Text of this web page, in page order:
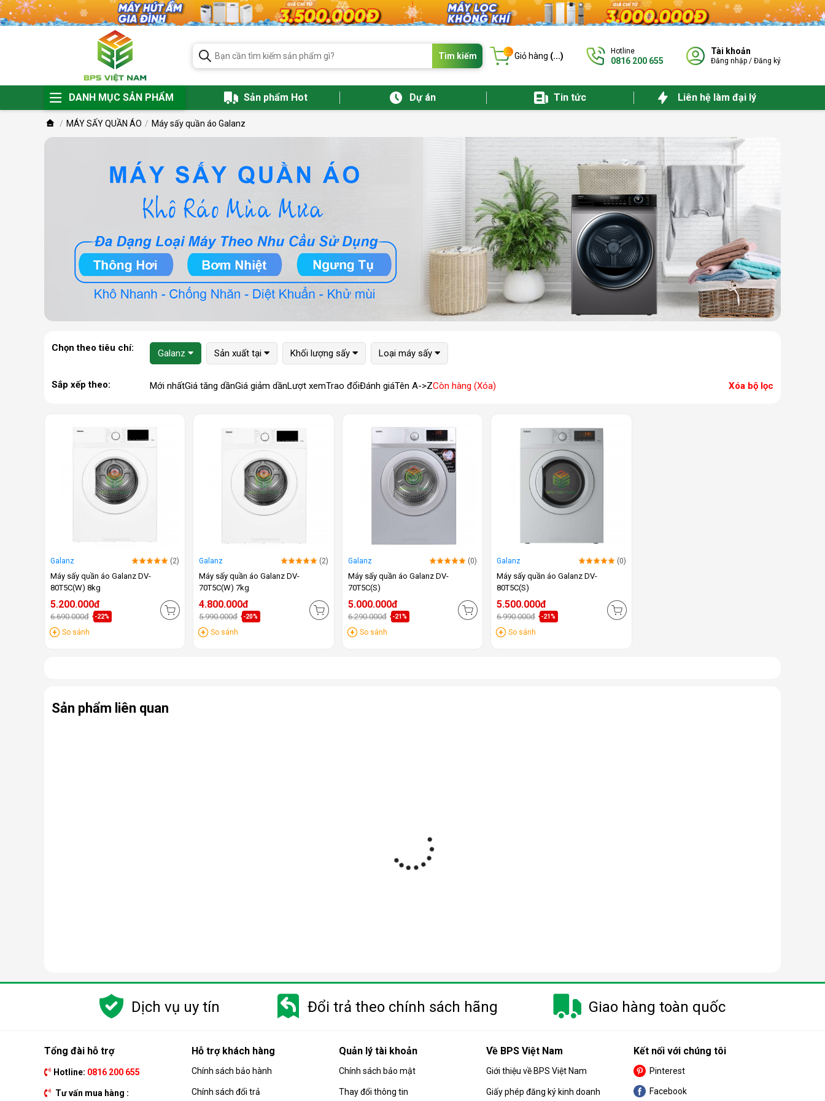
Tìm kiếm ... Giỏ hàng (...) Hotline
0816 200 655
Tài khoản
Đăng nhập / Đăng ký
DANH MỤC SẢN PHẨM Sản phẩm Hot Dự án Tin tức Liên hệ làm đại lý
MÁY SẤY QUẦN ÁO Máy sấy quần áo Galanz
Chọn theo tiêu chí: Galanz Sản xuất tại Khối lượng sấy Loại máy sấy
Sắp xếp theo: Mới nhấtGiá tăng dầnGiá giảm dầnLượt xemTrao đổiĐánh giáTên A->ZCòn hàng (Xóa) Xóa bộ lọc
Galanz (2)
Máy sấy quần áo Galanz DV-
80T5C(W) 8kg
5.200.000đ
6.690.000đ -22%
So sánh
Galanz (2)
Máy sấy quần áo Galanz DV-
70T5C(W) 7kg
4.800.000đ
5.990.000đ -20%
So sánh
Galanz (0)
Máy sấy quần áo Galanz DV-
70T5C(S)
5.000.000đ
6.290.000đ -21%
So sánh
Galanz (0)
Máy sấy quần áo Galanz DV-
80T5C(S)
5.500.000đ
6.990.000đ -21%
So sánh
Sản phẩm liên quan
Dịch vụ uy tín Đổi trả theo chính sách hãng Giao hàng toàn quốc
Tổng đài hỗ trợ
Hotline: 0816 200 655
Tư vấn mua hàng :
Hỗ trợ khách hàng
Chính sách bảo hành
Chính sách đổi trả
Quản lý tài khoản
Chính sách bảo mật
Thay đổi thông tin
Về BPS Việt Nam
Giới thiệu về BPS Việt Nam
Giấy phép đăng ký kinh doanh
Kết nối với chúng tôi
Pinterest
Facebook